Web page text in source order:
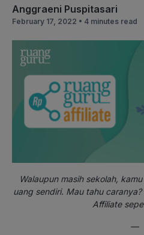
Anggraeni Puspitasari
February 17, 2022 • 4 minutes read
Walaupun masih sekolah,
uang sendiri. Mau tahu
Affiliate
—